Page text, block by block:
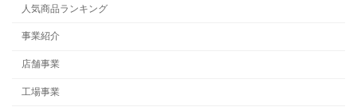
人気商品ランキング
事業紹介
店舗事業
工場事業